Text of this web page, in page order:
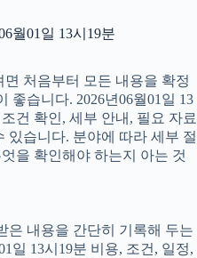
월01일 13시19분
처음부터 모든 내용을 확정
좋습니다. 2026년06월01일 13
건 확인, 세부 안내, 필요 자료
있습니다. 분야에 따라 세부 절
을 확인해야 하는지 아는 것
은 내용을 간단히 기록해 두는
일 13시19분 비용, 조건, 일정,